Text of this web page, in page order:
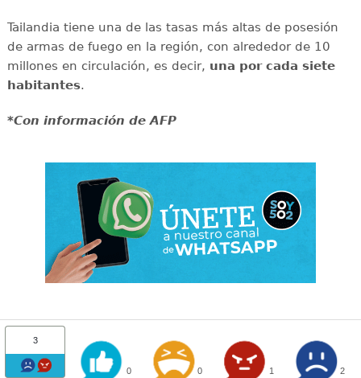
Tailandia tiene una de las tasas más altas de posesión
de armas de fuego en la región, con alrededor de 10
millones en circulación, es decir, una por cada siete
habitantes.
*Con información de AFP
3
0 0 1 2